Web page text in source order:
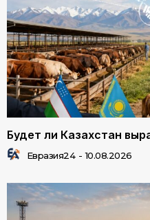
Будет ли Казахстан
Евразия24 - 10.08.2026